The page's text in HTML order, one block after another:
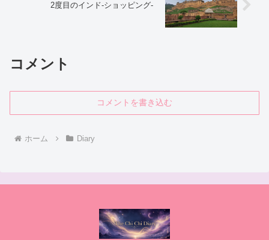
2度目のインド‐ショッピング‐
コメント
コメントを書き込む
ホーム Diary